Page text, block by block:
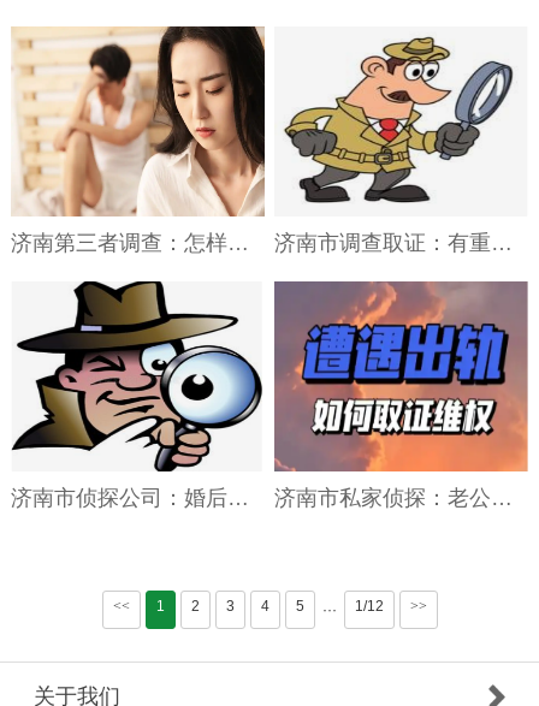
济南第三者调查：怎样做才能分离老公和第三者？ 济南市调查取证：有重婚罪情况离婚后财产怎样分
济南市侦探公司：婚后存单写老公名属于共同财产吗 济南市私家侦探：老公炒股老婆坚持离婚怎么办
<< 1 2 3 4 5 ··· 1/12 >>
关于我们